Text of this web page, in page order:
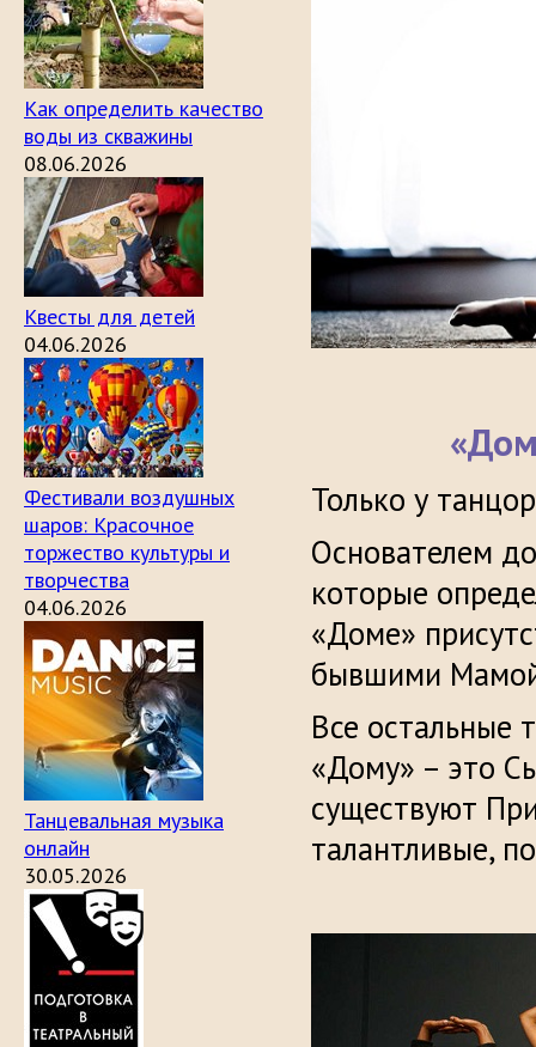
Как определить качество
воды из скважины
08.06.2026
Квесты для детей
04.06.2026
Фестивали воздушных
шаров: Красочное
торжество культуры и
творчества
04.06.2026
Танцевальная музыка
онлайн
30.05.2026
Только у
Основателем
которые
«Доме»
бывшими
Все остальные
«Дому» – это
существуют
талантливые,